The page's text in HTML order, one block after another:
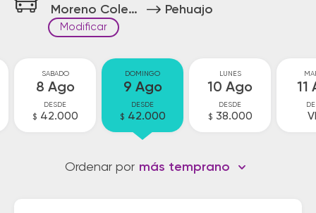
Moreno Colectora Pehuajo
Modificar
SABADO
8 Ago
DESDE
$ 42.000
DOMINGO
9 Ago
DESDE
$ 42.000
LUNES
10 Ago
DESDE
$ 38.000
11
Ordenar por más temprano